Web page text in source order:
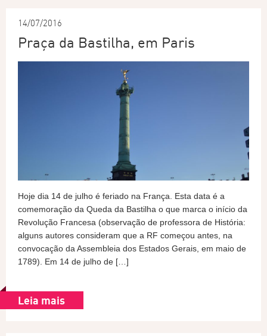
14/07/2016
Praça da Bastilha, em Paris
Hoje dia 14 de julho é feriado na França. Esta data é a
comemoração da Queda da Bastilha o que marca o início da
Revolução Francesa (observação de professora de História:
alguns autores consideram que a RF começou antes, na
convocação da Assembleia dos Estados Gerais, em maio de
1789). Em 14 de julho de […]
Leia mais